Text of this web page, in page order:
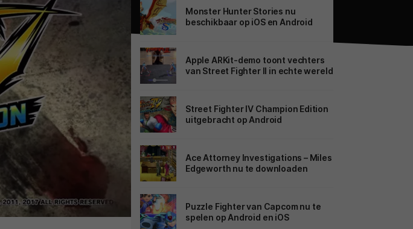
Monster Hunter Stories nu
beschikbaar op iOS en Android
Apple ARKit-demo toont vechters
van Street Fighter II in echte wereld
Street Fighter IV Champion Edition
uitgebracht op Android
Ace Attorney Investigations – Miles
Edgeworth nu te downloaden
Puzzle Fighter van Capcom nu te
spelen op Android en iOS